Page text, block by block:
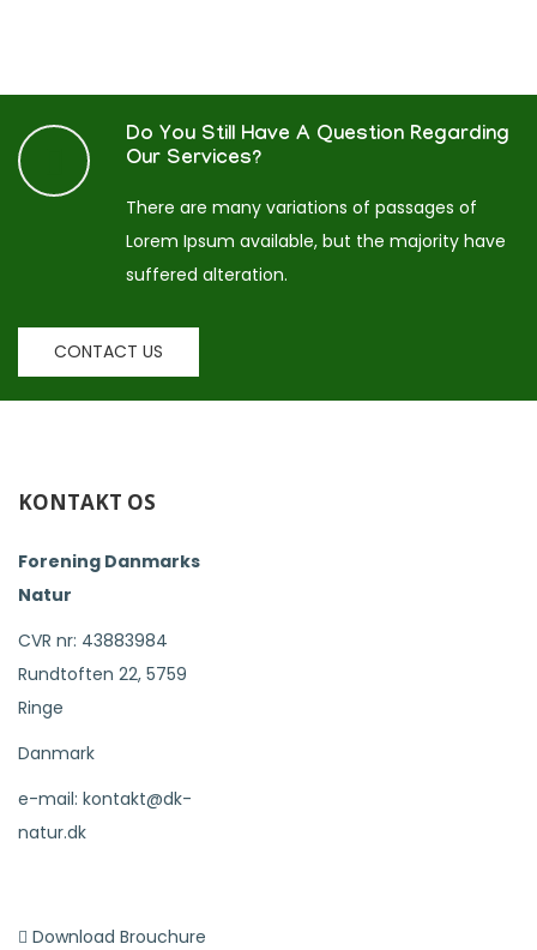
Do You Still Have A Question Regarding
Our Services?
There are many variations of passages of
Lorem Ipsum available, but the majority have
suffered alteration.
CONTACT US
KONTAKT OS
Forening Danmarks
Natur
CVR nr: 43883984
Rundtoften 22, 5759
Ringe
Danmark
e-mail: kontakt@dk-
natur.dk
Download Brouchure